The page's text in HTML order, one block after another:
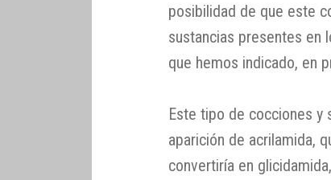
posibilidad de que este
sustancias presentes en
que hemos indicado, en
Este tipo de cocciones y
aparición de acrilamida,
convertiría en